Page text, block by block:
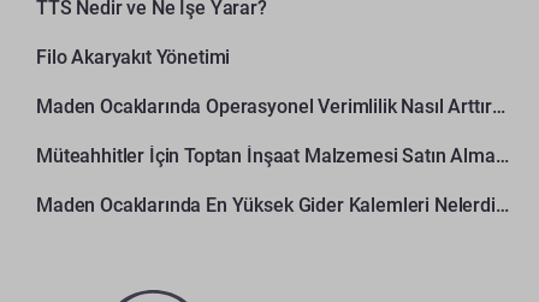
TTS Nedir ve Ne İşe Yarar?
Filo Akaryakıt Yönetimi
Maden Ocaklarında Operasyonel Verimlilik Nasıl Arttırılır?
Müteahhitler İçin Toptan İnşaat Malzemesi Satın Alma Rehberi
Maden Ocaklarında En Yüksek Gider Kalemleri Nelerdir?